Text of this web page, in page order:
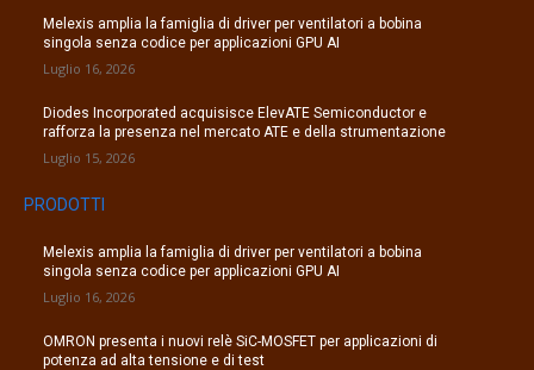
Melexis amplia la famiglia di driver per ventilatori a bobina
singola senza codice per applicazioni GPU AI
Luglio 16, 2026
Diodes Incorporated acquisisce ElevATE Semiconductor e
rafforza la presenza nel mercato ATE e della strumentazione
Luglio 15, 2026
PRODOTTI
Melexis amplia la famiglia di driver per ventilatori a bobina
singola senza codice per applicazioni GPU AI
Luglio 16, 2026
OMRON presenta i nuovi relè SiC-MOSFET per applicazioni di
potenza ad alta tensione e di test